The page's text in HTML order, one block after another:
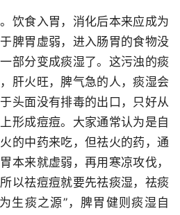
饮食入胃，消化后本来应成为
脾胃虚弱，进入肠胃的食物没
部分变成痰湿了。这污浊的痰
肝火旺，脾气急的人，痰湿会
头面没有排毒的出口，只好从
形成痘痘。大家通常认为是自
的中药来吃，但祛火的药，通
本来就虚弱，再用寒凉攻伐，
以祛痘痘就要先祛痰湿，祛痰
生痰之源”，脾胃健则痰湿自